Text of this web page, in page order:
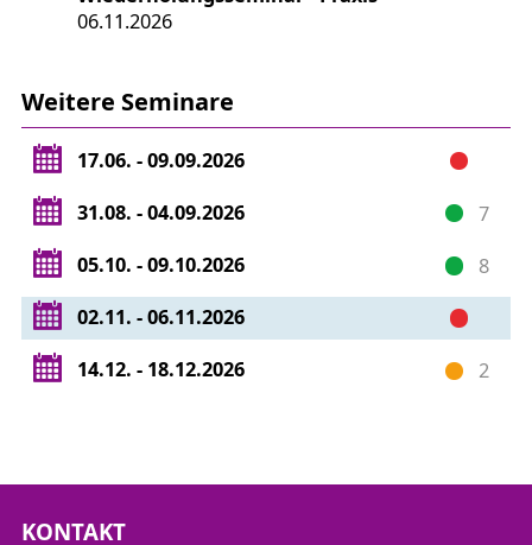
06.11.2026
Weitere Seminare
17.06. - 09.09.2026
31.08. - 04.09.2026
7
05.10. - 09.10.2026
8
02.11. - 06.11.2026
14.12. - 18.12.2026 2
KONTAKT